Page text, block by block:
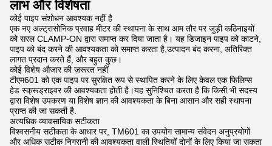
लाभ और विशेषता
कोई पाइप संशोधन आवश्यक नहीं है
एक नए अल्ट्रासोनिक प्रवाह मीटर की स्थापना के साथ आम तौर पर जुड़ी कठिनाइयों
को सरल CLAMP-ON द्वारा समाप्त कर दिया जाता है। यह डिजाइन पाइप को काटने,
पाइप को बंद करने की आवश्यकता को समाप्त करता है,उत्पादन बंद करना, अतिरिक्त
लागत प्रदान करते हैं, और बहुत कुछ।
कोई विशेष औजार की ज़रूरत नहीं
टीएम601 को एक पाइप पर सुरक्षित रूप से स्थापित करने के लिए केवल एक फिलिप्स
हेड स्क्रूड्राइवर की आवश्यकता होती है।यह सुनिश्चित करता है कि किसी भी सदस्य
द्वारा विशेष उपकरण या विशेष ज्ञान की आवश्यकता के बिना आसान और सही स्थापना
प्राप्त की जा सकती है.
अत्यधिक व्यावसायिक सटीकता
विश्वसनीय सटीकता के आधार पर, TM601 का उपयोग सामान्य संवेदन अनुप्रयोगों
और अधिक सटीक निगरानी की आवश्यकता वाली स्थितियों दोनों के लिए किया जा सकता